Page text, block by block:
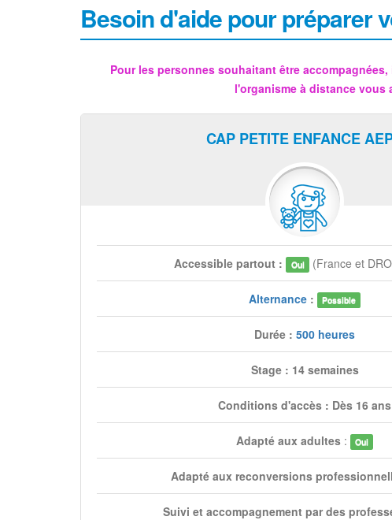
Besoin d'aide pour préparer
Pour les personnes souhaitant être accompagnées,
l'organisme à distance vous
CAP PETITE ENFANCE
Accessible partout : Oui (France et
Alternance: Possible
Durée : 500 heures
Stage : 14 semaines
Conditions d'accès : Dès 16 ans
Adapté aux adultes: Oui
Adapté aux reconversions
Suivi et accompagnement par des